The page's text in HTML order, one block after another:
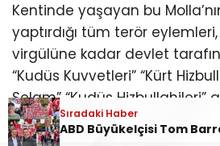
Kentinde yaşayan bu
yaptırdığı tüm terör
virgülüne kadar devlet
“Kudüs Kuvvetleri” “Kürt
Selam” “Kudüs Hizbullahileri”
Humeyni ve Ayetullah Ali
desteklenen terör örgütleri
Sıradaki Haber